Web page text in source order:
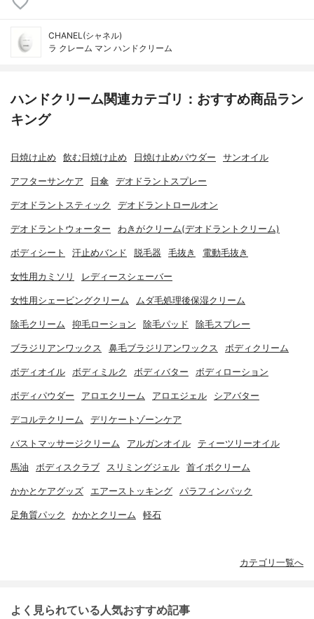
CHANEL(シャネル)
ラ クレーム マン ハンドクリーム
ハンドクリーム関連カテゴリ：おすすめ商品ラン
キング
日焼け止め 飲む日焼け止め 日焼け止めパウダー サンオイル
アフターサンケア 日傘 デオドラントスプレー
デオドラントスティック デオドラントロールオン
デオドラントウォーター わきがクリーム(デオドラントクリーム)
ボディシート 汗止めバンド 脱毛器 毛抜き 電動毛抜き
女性用カミソリ レディースシェーバー
女性用シェービングクリーム ムダ毛処理後保湿クリーム
除毛クリーム 抑毛ローション 除毛パッド 除毛スプレー
ブラジリアンワックス 鼻毛ブラジリアンワックス ボディクリーム
ボディオイル ボディミルク ボディバター ボディローション
ボディパウダー アロエクリーム アロエジェル シアバター
デコルテクリーム デリケートゾーンケア
バストマッサージクリーム アルガンオイル ティーツリーオイル
馬油 ボディスクラブ スリミングジェル 首イボクリーム
かかとケアグッズ エアーストッキング パラフィンパック
足角質パック かかとクリーム 軽石
カテゴリ一覧へ
よく見られている人気おすすめ記事